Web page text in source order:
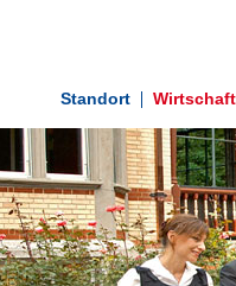
Standort Wirtschaft